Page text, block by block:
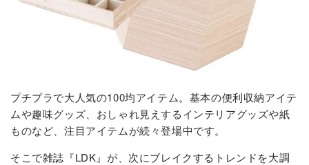
プチプラで大人気の100均アイテム。基本の便利収納アイテ
ムや趣味グッズ、おしゃれ見えするインテリアグッズや紙
ものなど、注目アイテムが続々登場中です。
そこで雑誌『LDK』が、次にブレイクするトレンドを大調